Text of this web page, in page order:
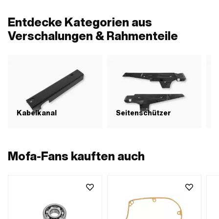
Entdecke Kategorien aus
Verschalungen & Rahmenteile
Kabelkanal Seitenschützer
Mofa-Fans kauften auch